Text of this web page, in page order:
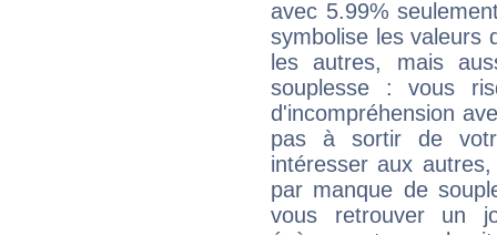
avec 5.99%
symbolise les valeurs
les autres, mais
souplesse : vous
d'incompréhension
pas à sortir de
intéresser aux
par manque de
vous retrouver un